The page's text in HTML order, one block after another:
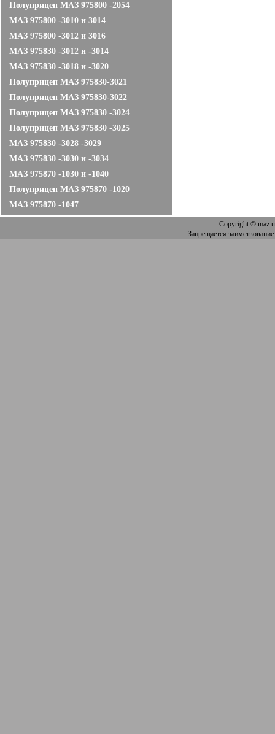
Полуприцеп МАЗ 975800 -2054
МАЗ 975800 -3010 и 3014
МАЗ 975800 -3012 и 3016
МАЗ 975830 -3012 и -3014
МАЗ 975830 -3018 и -3020
Полуприцеп МАЗ 975830-3021
Полуприцеп МАЗ 975830-3022
Полуприцеп МАЗ 975830 -3024
Полуприцеп МАЗ 975830 -3025
МАЗ 975830 -3028 -3029
МАЗ 975830 -3030 и -3034
МАЗ 975870 -1030 и -1040
Полуприцеп МАЗ 975870 -1020
МАЗ 975870 -1047
Copyright©
Запрещается